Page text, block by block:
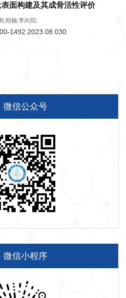
面构建及其成骨活性评价
;程楠;李向阳;
1492.2023.08.030
微信公众号
微信小程序